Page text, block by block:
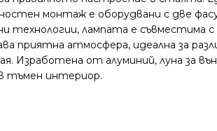
монтаж е оборудвани с две
технологии, лампата е
приятна атмосфера, идеална за
Изработена от алуминий, луна за
тъмен интериор.